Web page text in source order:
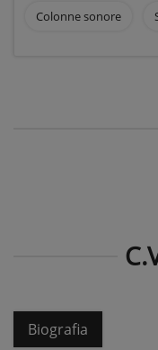
Colonne sonore
Biografia